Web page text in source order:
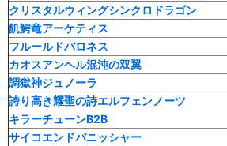
クリスタルウィングシンクロドラゴン
飢鰐竜アーケティス
フルールドバロネス
カオスアンヘル混沌の双翼
調獄神ジュノーラ
誇り高き耀聖の詩エルフェンノーツ
キラーチューンB2B
サイコエンドパニッシャー